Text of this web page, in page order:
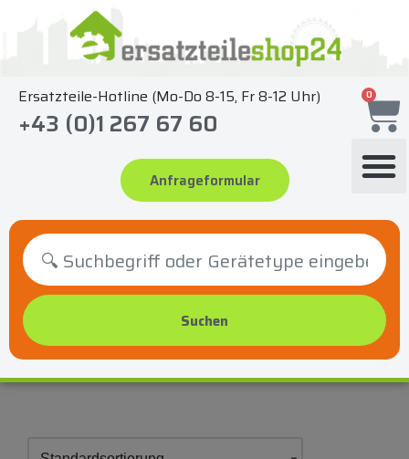
springen
Ersatzteile-Hotline (Mo-Do 8-15, Fr 8-12 Uhr)
+43 (0)1 267 67 60
Anfrageformular
0